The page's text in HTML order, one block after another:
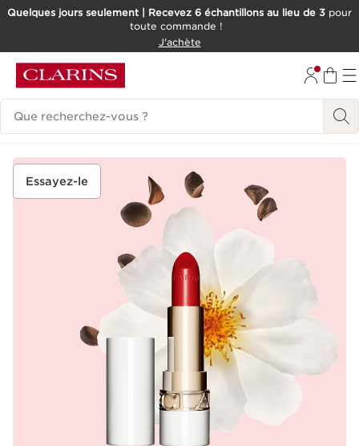
ALLER AU CONTENU
Quelques jours seulement | Recevez 6 échantillons au lieu de 3 pour
toute commande !
J'achète
Historique des recherches
Essayez-le